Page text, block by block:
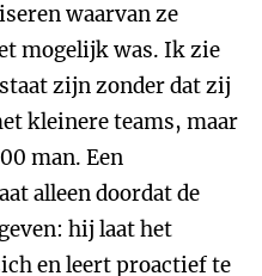
waarvan ze
mogelijk was. Ik zie
zijn zonder dat zij
kleinere teams, maar
man. Een
alleen doordat de
hij laat het
en leert proactief te